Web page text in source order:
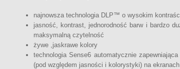
najnowsza technologia DLP™ o wysokim
jasność, kontrast, jednorodność barw i bardzo
maksymalną czytelność
żywe ,jaskrawe kolory
technologia Sense6 automatycznie
(pod względem jasności i kolorystyki) na